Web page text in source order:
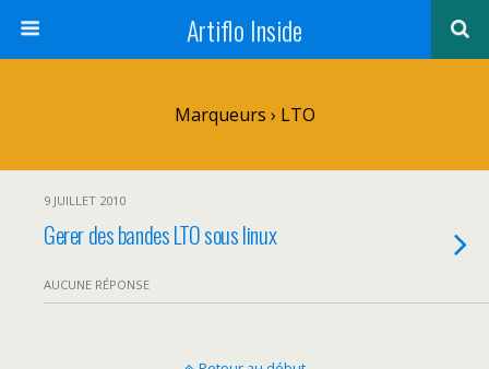
Artiflo Inside
Marqueurs › LTO
9 JUILLET 2010
Gerer des bandes LTO sous linux
AUCUNE RÉPONSE